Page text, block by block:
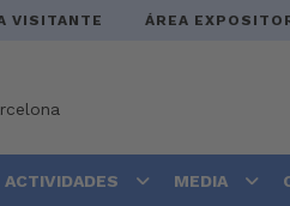
VISITANTE ÁREA
ACTIVIDADES MEDIA